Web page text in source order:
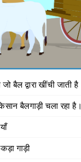
जो बैल द्वारा खींची जाती है
बैलगाड़ी चला रहा है।
गाड़ी